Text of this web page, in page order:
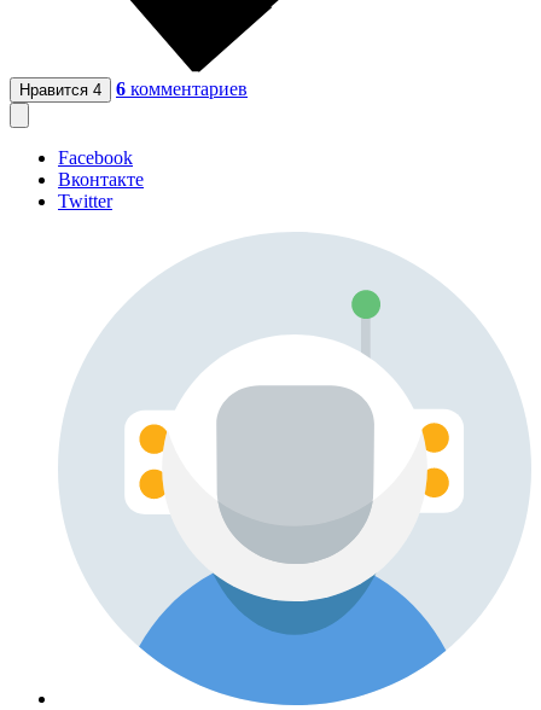
Нравится 4 6 комментариев
Facebook
Вконтакте
Twitter